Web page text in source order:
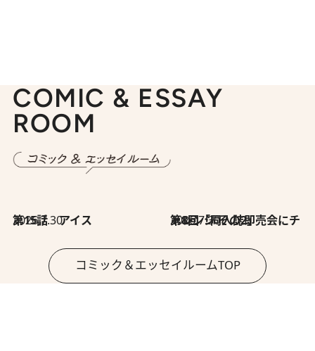
COMIC & ESSAY
ROOM
2026.7.30
第15話 アイス 2026.7.30
第8回「同人誌即売会にチャレンジ その2」
コミック＆エッセイルームTOP